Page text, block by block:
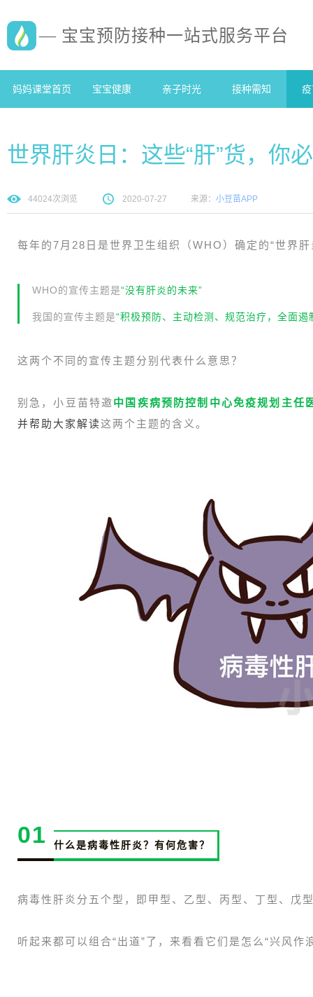
— 宝宝预防接种一站式服务平台
妈妈课堂首页 宝宝健康 亲子时光 接种需知
世界肝炎日：这些“肝”货，你
44024次浏览 2020-07-27 来源： 小豆苗APP
每年的7月28日是世界卫生组织（WHO）确定的“世界肝
WHO的宣传主题是“没有肝炎的未来”
我国的宣传主题是“积极预防、主动检测、规范治疗，全面遏
这两个不同的宣传主题分别代表什么意思？
别急，小豆苗特邀中国疾病预防控制中心免疫规划主任
并帮助大家解读这两个主题的含义。
01 什么是病毒性肝炎？有何危害？
病毒性肝炎分五个型，即甲型、乙型、丙型、丁型、戊
听起来都可以组合“出道”了，来看看它们是怎么“兴风作